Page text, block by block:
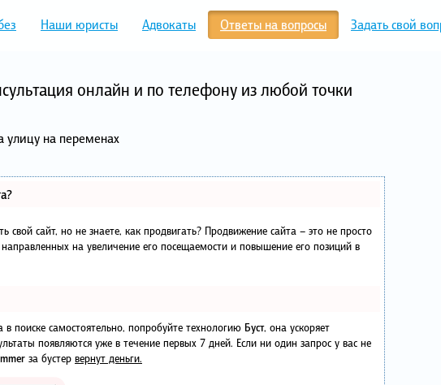
Наши юристы Адвокаты Ответы на вопросы Задать свой
онлайн и по телефону из любой точки
улицу на переменах
свой сайт, но не знаете, как продвигать? Продвижение сайта – это не просто
на увеличение его посещаемости и повышение его позиций в
поиске самостоятельно, попробуйте технологию Буст, она ускоряет
появляются уже в течение первых 7 дней. Если ни один запрос у вас не
за бустер вернут деньги.